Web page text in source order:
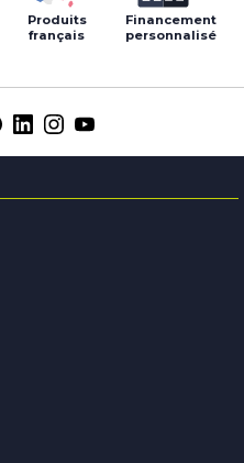
Produits
français
Financement
personnalisé
Facebook
LinkedIn
Instagram
Youtube